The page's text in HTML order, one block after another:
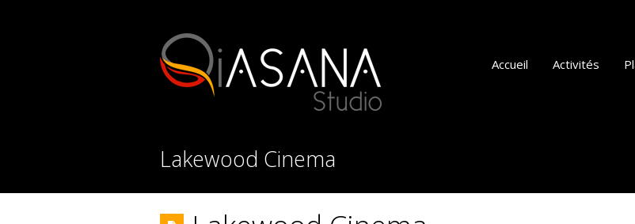
Accueil Activités
Lakewood Cinema